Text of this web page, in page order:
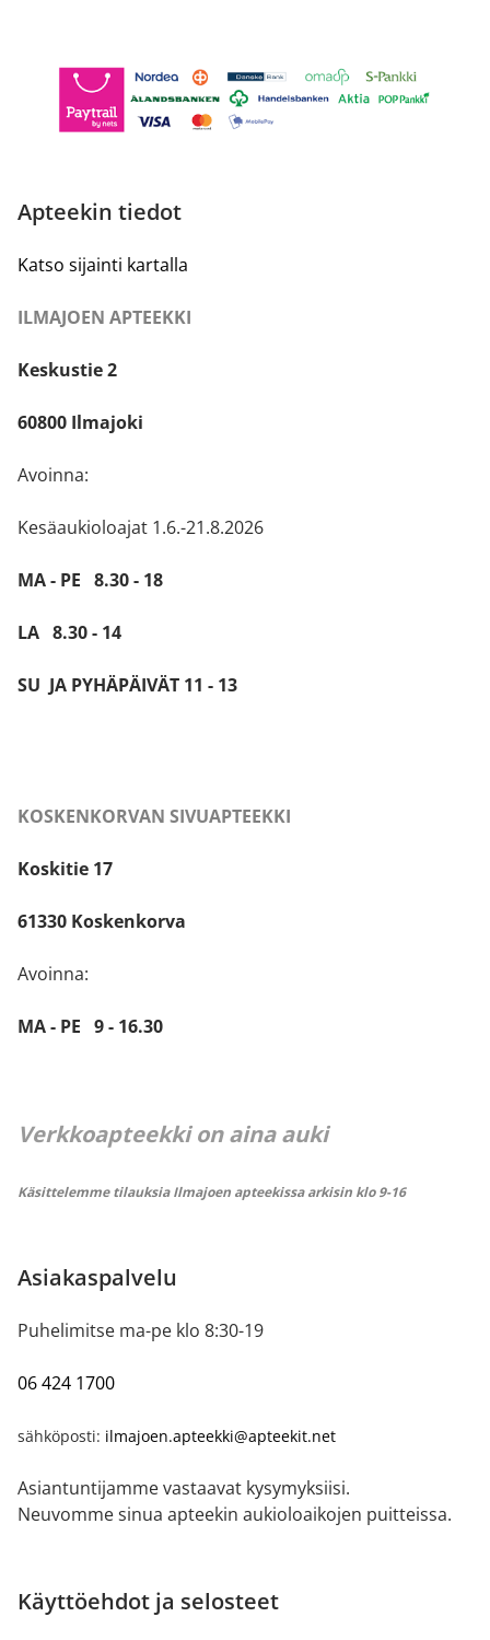
Apteekin tiedot
Katso sijainti kartalla
ILMAJOEN APTEEKKI
Keskustie 2
60800 Ilmajoki
Avoinna:
Kesäaukioloajat 1.6.-21.8.2026
MA - PE 8.30 - 18
LA 8.30 - 14
SU JA PYHÄPÄIVÄT 11 - 13
KOSKENKORVAN SIVUAPTEEKKI
Koskitie 17
61330 Koskenkorva
Avoinna:
MA - PE 9 - 16.30
Verkkoapteekki on aina auki
Käsittelemme tilauksia Ilmajoen apteekissa arkisin klo 9-16
Asiakaspalvelu
Puhelimitse ma-pe klo 8:30-19
06 424 1700
sähköposti: ilmajoen.apteekki@apteekit.net
Asiantuntijamme vastaavat kysymyksiisi.
Neuvomme sinua apteekin aukioloaikojen puitteissa.
Käyttöehdot ja selosteet